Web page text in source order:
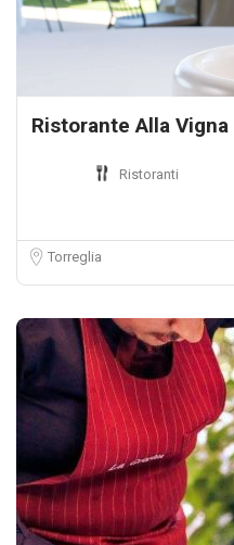
Ristorante Alla Vigna
Ristoranti
Torreglia